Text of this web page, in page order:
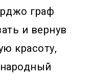
граф
и вернув
красоту,